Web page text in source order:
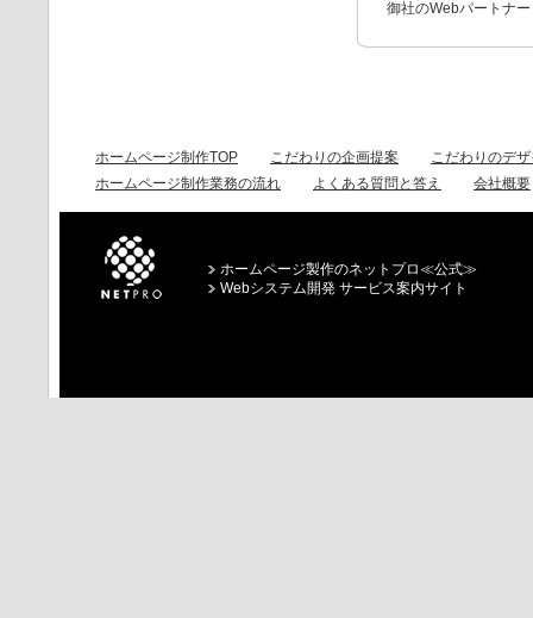
御社のWebパートナ
ホームページ制作TOP こだわりの企画提案
こだわりのデ
ホームページ制作業務の流れ
よくある質問と答え 会社概要
ホームページ製作のネットプロ≪公式≫
Webシステム開発 サービス案内サイト